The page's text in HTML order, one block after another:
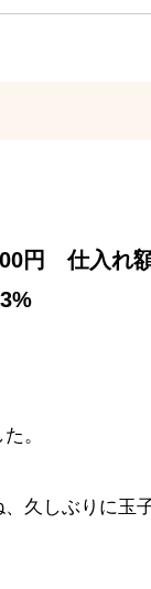
円 仕入れ
。
久しぶりに玉